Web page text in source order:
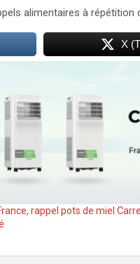
alimentaires à répétition
X
, rappel pots de miel